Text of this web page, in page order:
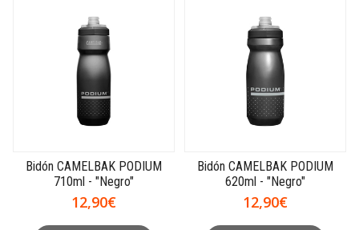
Bidón CAMELBAK PODIUM
710ml - "Negro"
12,90€
Bidón CAMELBAK PODIUM
620ml - "Negro"
12,90€